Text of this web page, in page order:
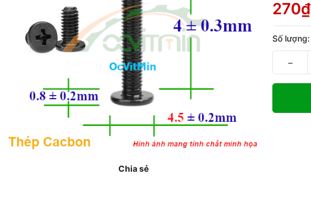
Chia sẻ
270₫
Số lượng:
−